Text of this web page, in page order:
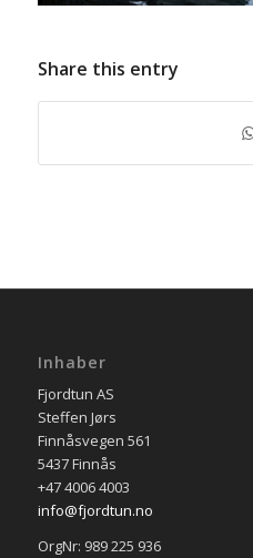
Share this entry
Inhaber
Fjordtun AS
Steffen Jørs
Finnåsvegen 561
5437 Finnås
+47 4006 4003
info@fjordtun.no
OrgNr: 989 225 936